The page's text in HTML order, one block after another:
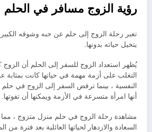
رؤية الزوج مسافر في الحلم
تعبر رحلة الزوج إلى حلم عن حبه وشوقه الكبير
يتخيل حياته بدونها.
يُظهر استعداد الزوج للسفر إلى الحلم أن الزوج
التغلب على أزمة مهمة في حياتها كانت بمثابة
النفسية ، بينما ترفض السفر إلى الزوج في
أنها امرأة متسرعة في الأزمة ويمكنها أن تفوتها.
مشاهدة رحلة الزوج في حلم منزل متزوج ،
السعادة والازدهار لحياتها العائلية بعد فترة من